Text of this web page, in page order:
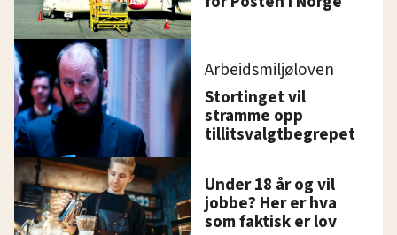
Arbeidsmiljøloven
Stortinget vil
stramme opp
tillitsvalgtbegrepet
Under 18 år og vil
jobbe? Her er hva
som faktisk er lov